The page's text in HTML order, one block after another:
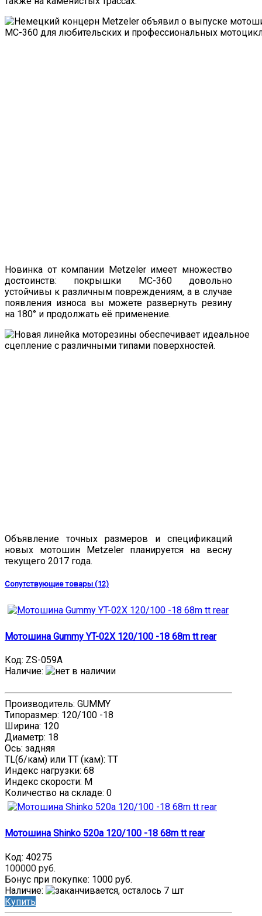
Новинка от компании Metzeler имеет множество
достоинств: покрышки МС-360 довольно
устойчивы к различным повреждениям, а в случае
появления износа вы можете развернуть резину
на 180° и продолжать её применение.
Объявление точных размеров и спецификаций
новых мотошин Metzeler планируется на весну
текущего 2017 года.
Сопутствующие товары (12)
Мотошина Gummy YT-02X 120/100 -18 68m tt rear
Код: ZS-059A
Наличие:
Производитель: GUMMY
Типоразмер: 120/100 -18
Ширина: 120
Диаметр: 18
Ось: задняя
TL(б/кам) или TT (кам): TT
Индекс нагрузки: 68
Индекс скорости: M
Количество на складе: 0
Мотошина Shinko 520a 120/100 -18 68m tt rear
Код: 40275
100000 руб.
Бонус при покупке: 1000 руб.
Наличие:
Купить